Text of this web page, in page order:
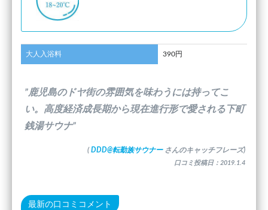
大人入浴料 390円
”鹿児島のドヤ街の雰囲気を味わうには持ってこ
い。高度経済成長期から現在進行形で愛される下町
銭湯サウナ”
( DDD@転勤族サウナー さんのキャッチフレーズ)
口コミ投稿日：2019.1.4
最新の口コミコメント